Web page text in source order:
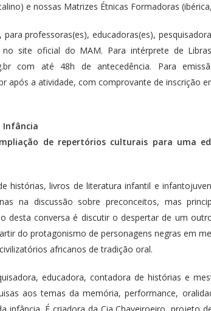
e nossas Matrizes Étnicas Formadoras
professoras(es), educadoras(es),
no site oficial do MAM. Para intérprete de
com até 48h de antecedência. Para
após a atividade, com comprovante de inscrição
Infância
de repertórios culturais para uma
histórias, livros de literatura infantil e
na discussão sobre preconceitos, mas
desta conversa é discutir o despertar de um
do protagonismo de personagens negras em
africanos de tradição oral.
educadora, contadora de histórias e
aos temas da memória, performance,